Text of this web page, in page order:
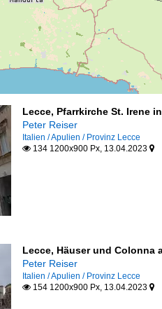
Lecce, Pfarrkirche St. Irene
Peter Reiser
Italien / Apulien / Provinz Lecce
134 1200x900 Px, 13.04.2023 
Lecce, Häuser und Colonna
Peter Reiser
Italien / Apulien / Provinz Lecce
154 1200x900 Px, 13.04.2023 